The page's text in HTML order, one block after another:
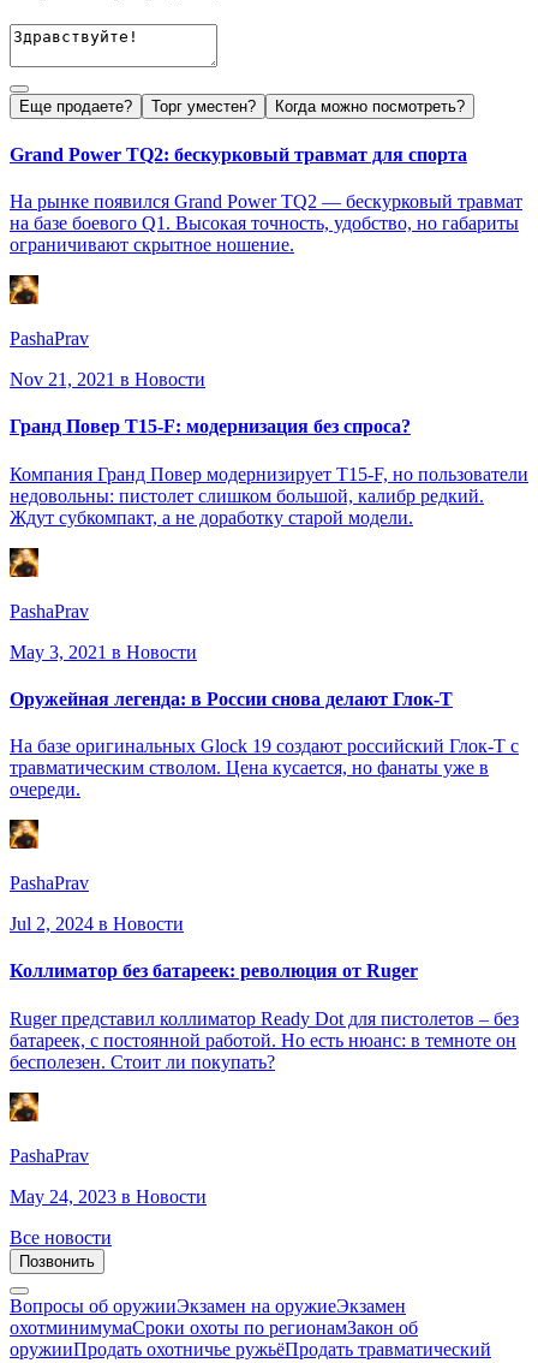
Еще продаете? Торг уместен? Когда можно посмотреть?
Grand Power TQ2: бескурковый травмат для спорта
На рынке появился Grand Power TQ2 — бескурковый травмат
на базе боевого Q1. Высокая точность, удобство, но габариты
ограничивают скрытное ношение.
PashaPrav
Nov 21, 2021 в Новости
Гранд Повер T15-F: модернизация без спроса?
Компания Гранд Повер модернизирует T15-F, но пользователи
недовольны: пистолет слишком большой, калибр редкий.
Ждут субкомпакт, а не доработку старой модели.
PashaPrav
May 3, 2021 в Новости
Оружейная легенда: в России снова делают Глок-Т
На базе оригинальных Glock 19 создают российский Глок-Т с
травматическим стволом. Цена кусается, но фанаты уже в
очереди.
PashaPrav
Jul 2, 2024 в Новости
Коллиматор без батареек: революция от Ruger
Ruger представил коллиматор Ready Dot для пистолетов – без
батареек, с постоянной работой. Но есть нюанс: в темноте он
бесполезен. Стоит ли покупать?
PashaPrav
May 24, 2023 в Новости
Все новости
Позвонить
Вопросы об оружииЭкзамен на оружиеЭкзамен
охотминимумаСроки охоты по регионамЗакон об
оружииПродать охотничье ружьёПродать травматический